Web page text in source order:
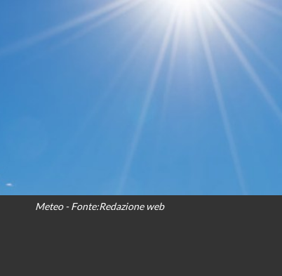
Meteo - Fonte:Redazione web